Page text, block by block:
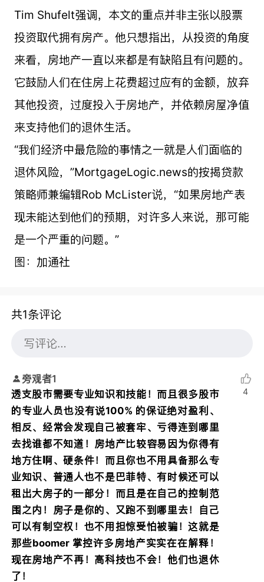
Tim Shufelt强调，本文的重点并非主张以股票
投资取代拥有房产。他只想指出，从投资的角度
来看，房地产一直以来都是有缺陷且有问题的。
它鼓励人们在住房上花费超过应有的金额，放弃
其他投资，过度投入于房地产，并依赖房屋净值
来支持他们的退休生活。
“我们经济中最危险的事情之一就是人们面临的
退休风险，”MortgageLogic.news的按揭贷款
策略师兼编辑Rob McLister说，“如果房地产表
现未能达到他们的预期，对许多人来说，那可能
是一个严重的问题。”
图：加通社
共1条评论
旁观者1
透支股市需要专业知识和技能！而且很多股市
的专业人员也没有说100% 的保证绝对盈利、
相反、经常会发现自己被套牢、亏得连到哪里
去找谁都不知道！房地产比较容易因为你得有
地方住啊、硬条件！而且你也不用具备那么专
业知识、普通人也不是巴菲特、有时候还可以
租出大房子的一部分！而且是在自己的控制范
围之内！房子是你的、又跑不到哪里去！自己
可以有制空权！也不用担惊受怕被骗！这就是
那些boomer 掌控许多房地产实实在在解释！
现在房地产不再！高科技也不会！他们也退休
了！
4